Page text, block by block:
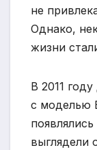
не
Однако,
жизни
В 2011
с моделью
выглядели